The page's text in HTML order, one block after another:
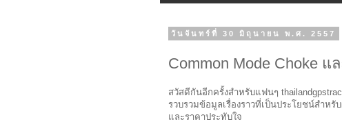
วันจันทร์ที่ 30 มิถุนายน พ.ศ. 2557
Common Mode Choke แ
สวัสดีกันอีกครั้งสำหรับแฟนๆ
รวบรวมข้อมูลเรื่องราวที่เป็นประโยชน์สำหรั
และราคาประทับใจ